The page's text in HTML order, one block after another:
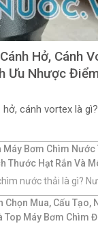
Hở, Cánh
Ưu Nhược
cánh vortex là
Máy Bơm Chìm
Thước Hạt Rắn Và
nước thải là gì?
Chọn Mua, Cấu Tạo,
Top Máy Bơm Chìm